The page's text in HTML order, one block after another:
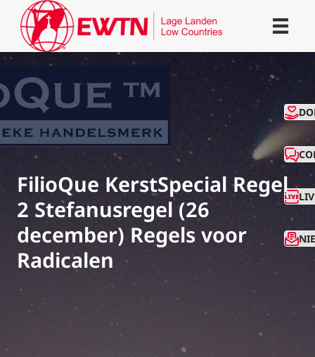
FilioQue KerstSpecial Regel
2 Stefanusregel (26
december) Regels voor
Radicalen